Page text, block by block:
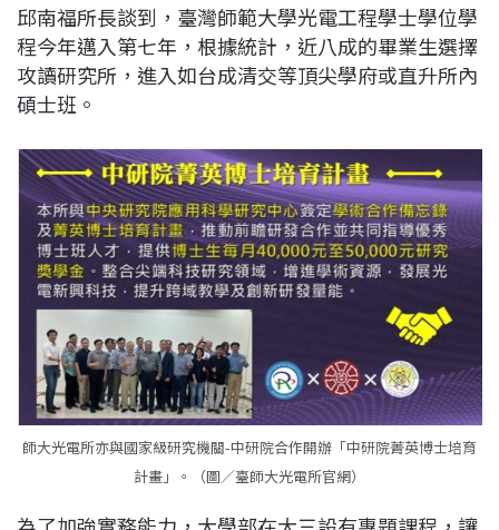
邱南福所長談到，臺灣師範大學光電工程學士學位學
程今年邁入第七年，根據統計，近八成的畢業生選擇
攻讀研究所，進入如台成清交等頂尖學府或直升所內
碩士班。
師大光電所亦與國家級研究機關-中研院合作開辦「中研院菁英博士培育
計畫」。（圖／臺師大光電所官網）